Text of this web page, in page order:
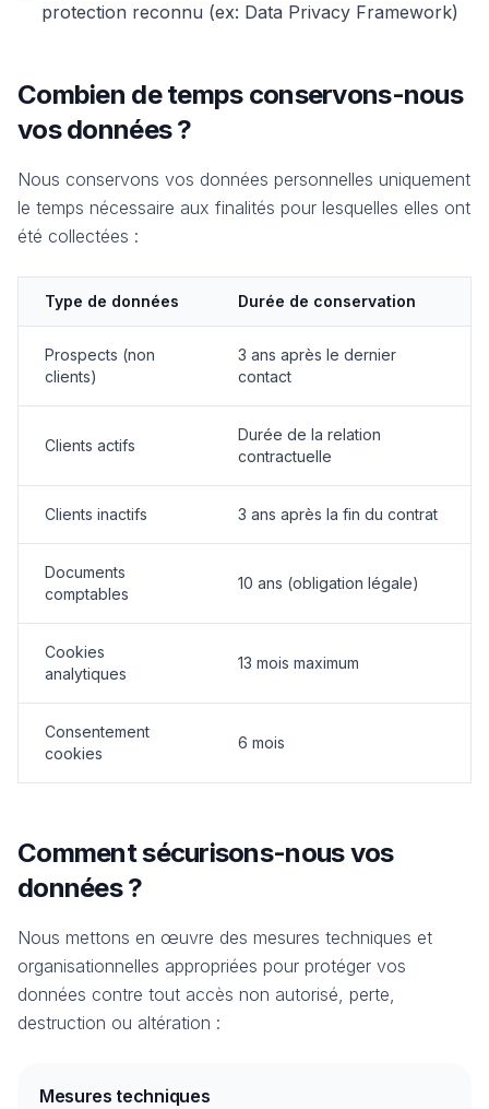
protection reconnu (ex: Data Privacy Framework)
Combien de temps conservons-nous
vos données ?
Nous conservons vos données personnelles uniquement
le temps nécessaire aux finalités pour lesquelles elles ont
été collectées :
Type de données Durée de conservation
Prospects (non
clients)
3 ans après le dernier
contact
Clients actifs
Durée de la relation
contractuelle
Clients inactifs 3 ans après la fin du contrat
Documents
comptables
10 ans (obligation légale)
Cookies
analytiques
13 mois maximum
Consentement
cookies
6 mois
Comment sécurisons-nous vos
données ?
Nous mettons en œuvre des mesures techniques et
organisationnelles appropriées pour protéger vos
données contre tout accès non autorisé, perte,
destruction ou altération :
Mesures techniques